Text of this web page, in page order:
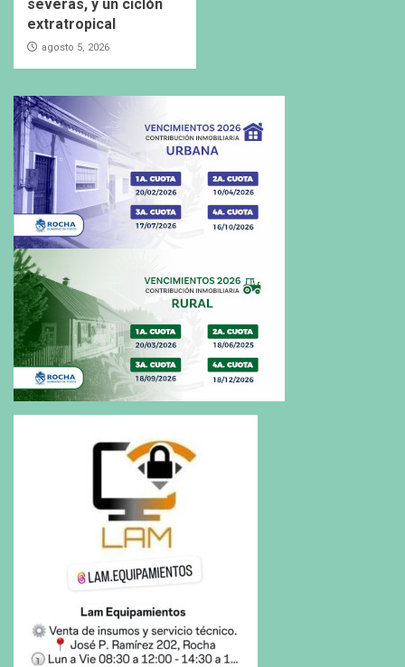
severas, y un ciclón
extratropical
agosto 5, 2026